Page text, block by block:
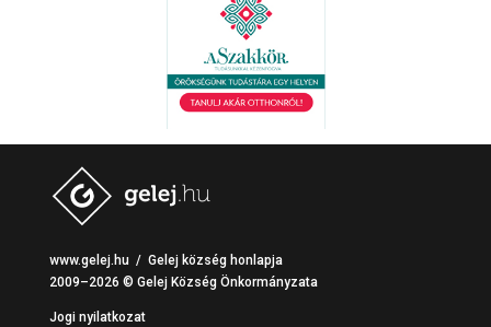
www.gelej.hu / Gelej község honlapja
2009–2026 © Gelej Község Önkormányzata
Jogi nyilatkozat